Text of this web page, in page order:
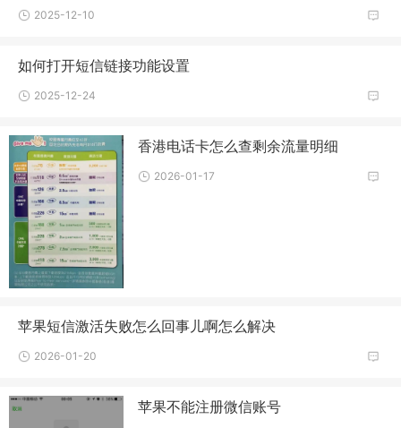
2025-12-10
如何打开短信链接功能设置
2025-12-24
香港电话卡怎么查剩余流量明细
2026-01-17
苹果短信激活失败怎么回事儿啊怎么解决
2026-01-20
苹果不能注册微信账号